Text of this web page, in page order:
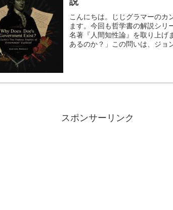
こんにちは。じじグラマーのカ
ます。今回も哲学書の解説シリ
名著『人間知性論』を取り上げ
あるのか？」この問いは、ジョ
スポンサーリンク